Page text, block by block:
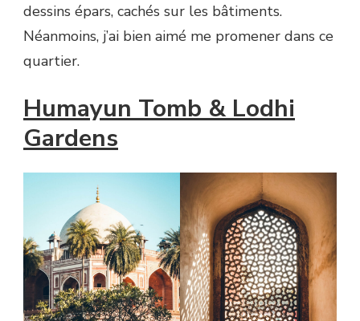
dessins épars, cachés sur les bâtiments.
Néanmoins, j’ai bien aimé me promener dans ce
quartier.
Humayun Tomb & Lodhi
Gardens